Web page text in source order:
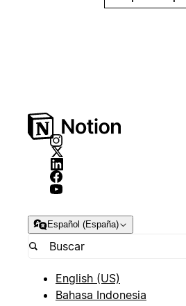
Español (España)
English (US)
Bahasa Indonesia